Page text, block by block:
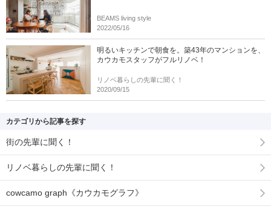
BEAMS living style
2022/05/16
明るいキッチンで朝食を。築43年のマンションを、
カウカモスタッフがフルリノベ！
リノベ暮らしの先輩に聞く！
2020/09/15
カテゴリから記事を探す
街の先輩に聞く！
リノベ暮らしの先輩に聞く！
cowcamo graph《カウカモグラフ》